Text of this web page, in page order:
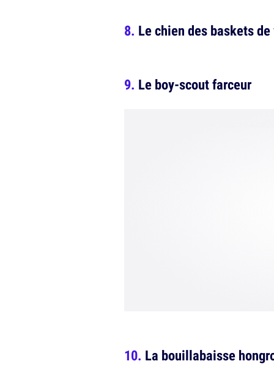
Le chien des baskets
Le boy-scout farceur
La bouillabaisse